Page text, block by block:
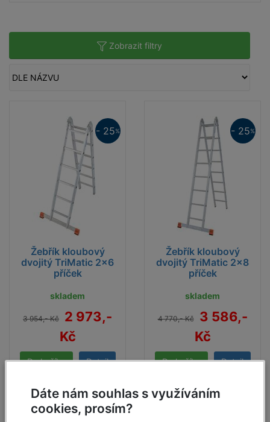
Maximální zatížení 150 kg
Pracovní výška do cca m 3,05 3,55
Pracovní výška do cca m 4,40 5,50
Výška dvojáku cca m 1,70
Délka příl. žebříku cca m 3,55 4,70
Počet příček 2 x 6
Hmotnost cca kg 8,2
Přepravní
Délka cca
Šířka cca m 0,40 0,40
Výška cca
m
0,15
Zobrazit filtry
Žebřík kloubový
dvojitý TriMatic 2x6
příček
skladem
3 954,- Kč
2 973,-
Kč
Detail
- 25%
Žebřík kloubový
dvojitý TriMatic 2x8
příček
skladem
4 770,- Kč
3 586,-
Kč
Detail
- 25%
Dáte nám souhlas s využíváním
cookies, prosím?